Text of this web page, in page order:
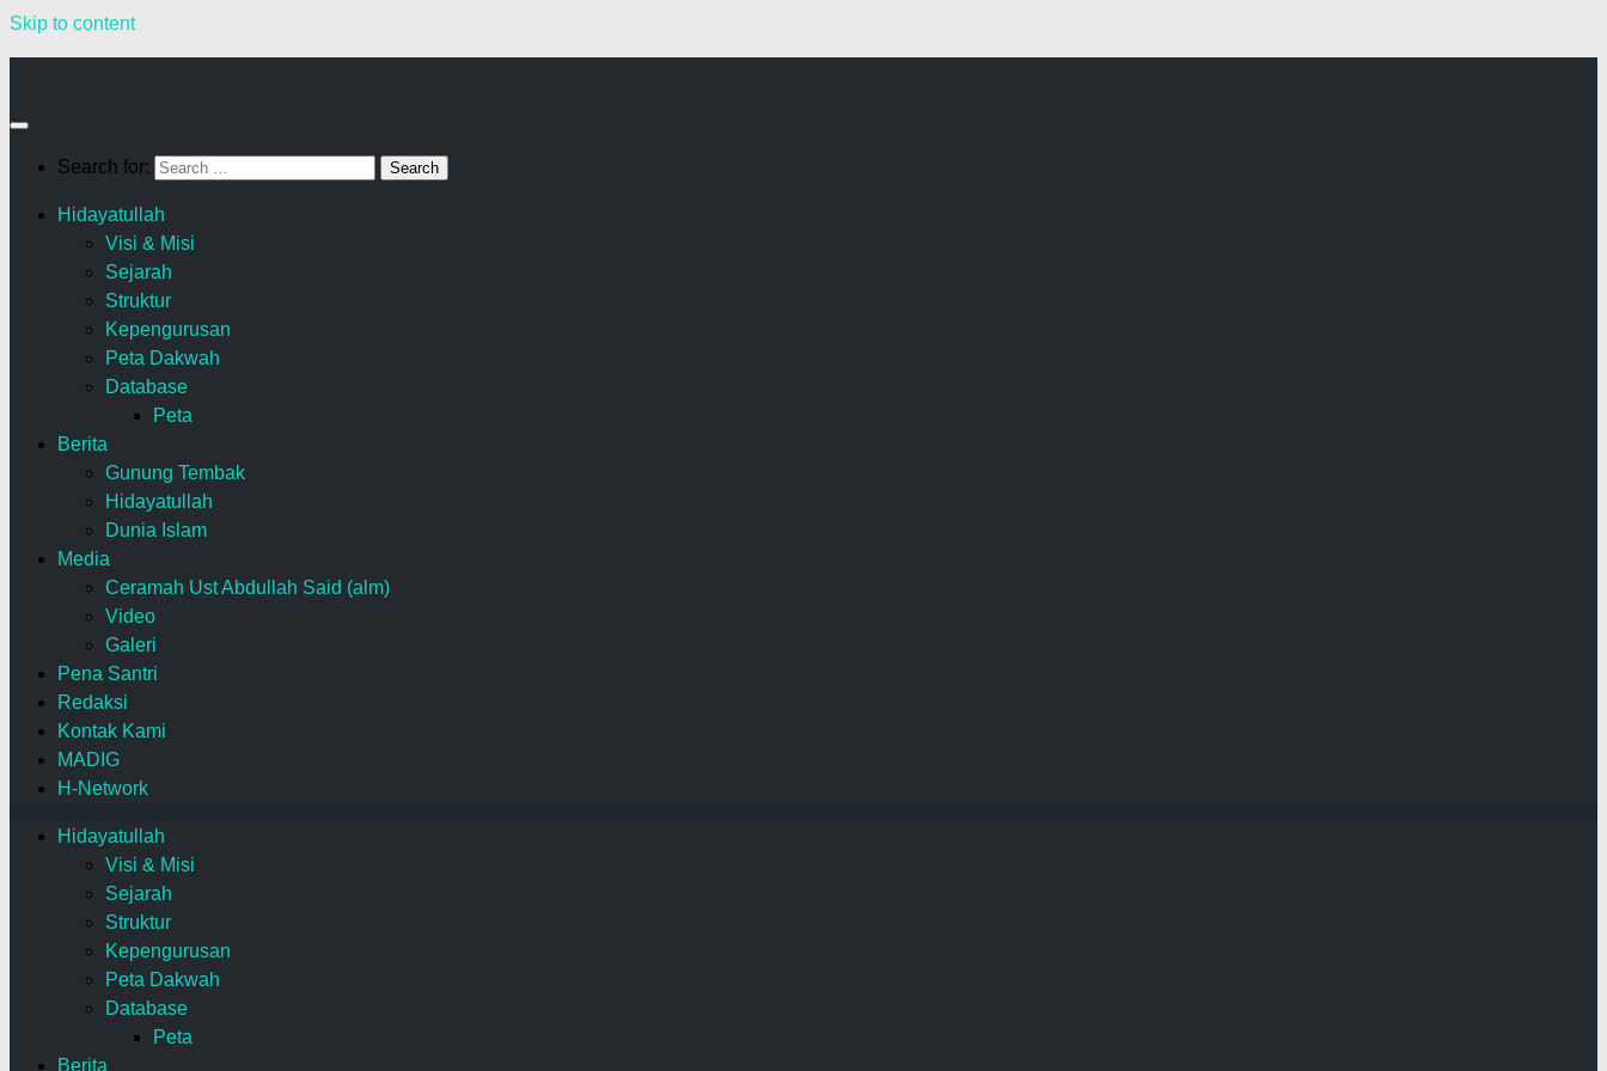
Skip to content
Search for:
Hidayatullah
Visi & Misi
Sejarah
Struktur
Kepengurusan
Peta Dakwah
Database
Peta
Berita
Gunung Tembak
Hidayatullah
Dunia Islam
Media
Ceramah Ust Abdullah Said (alm)
Video
Galeri
Pena Santri
Redaksi
Kontak Kami
MADIG
H-Network
Hidayatullah
Visi & Misi
Sejarah
Struktur
Kepengurusan
Peta Dakwah
Database
Peta
Berita